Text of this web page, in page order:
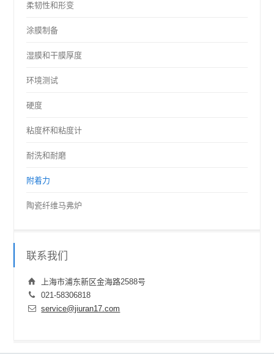
柔韧性和形变
涂膜制备
湿膜和干膜厚度
环境测试
硬度
粘度杯和粘度计
耐洗和耐磨
附着力
陶瓷纤维马弗炉
联系我们
上海市浦东新区金海路2588号
021-58306818
service@jiuran17.com